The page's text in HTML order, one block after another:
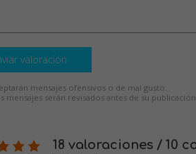
valoración
mensajes ofensivos o de mal gusto.
mensajes serán revisados antes de su
18 valoraciones / 10